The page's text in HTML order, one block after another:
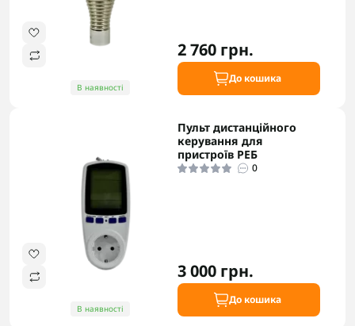
В наявності
2 760 грн.
До кошика
В наявності
Пульт дистанційного
керування для
пристроїв РЕБ
0
3 000 грн.
До кошика